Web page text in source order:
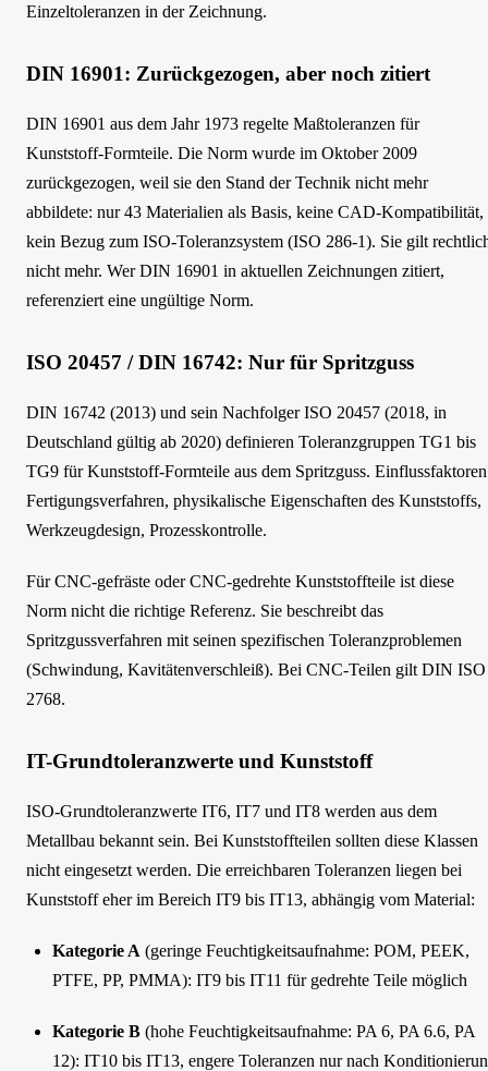
Einzeltoleranzen in der Zeichnung.
DIN 16901: Zurückgezogen, aber noch zitiert
DIN 16901 aus dem Jahr 1973 regelte Maßtoleranzen für
Kunststoff-Formteile. Die Norm wurde im Oktober 2009
zurückgezogen, weil sie den Stand der Technik nicht mehr
abbildete: nur 43 Materialien als Basis, keine CAD-Kompatibilität,
kein Bezug zum ISO-Toleranzsystem (ISO 286-1). Sie gilt
nicht mehr. Wer DIN 16901 in aktuellen Zeichnungen zitiert,
referenziert eine ungültige Norm.
ISO 20457 / DIN 16742: Nur für Spritzguss
DIN 16742 (2013) und sein Nachfolger ISO 20457 (2018, in
Deutschland gültig ab 2020) definieren Toleranzgruppen TG1 bis
TG9 für Kunststoff-Formteile aus dem Spritzguss.
Fertigungsverfahren, physikalische Eigenschaften des Kunststoffs,
Werkzeugdesign, Prozesskontrolle.
Für CNC-gefräste oder CNC-gedrehte Kunststoffteile ist diese
Norm nicht die richtige Referenz. Sie beschreibt das
Spritzgussverfahren mit seinen spezifischen Toleranzproblemen
(Schwindung, Kavitätenverschleiß). Bei CNC-Teilen gilt DIN ISO
2768.
IT-Grundtoleranzwerte und Kunststoff
ISO-Grundtoleranzwerte IT6, IT7 und IT8 werden aus dem
Metallbau bekannt sein. Bei Kunststoffteilen sollten diese Klassen
nicht eingesetzt werden. Die erreichbaren Toleranzen liegen bei
Kunststoff eher im Bereich IT9 bis IT13, abhängig vom Material:
Kategorie A (geringe Feuchtigkeitsaufnahme: POM, PEEK,
PTFE, PP, PMMA): IT9 bis IT11 für gedrehte Teile möglich
Kategorie B (hohe Feuchtigkeitsaufnahme: PA 6, PA 6.6, PA
12): IT10 bis IT13, engere Toleranzen nur nach